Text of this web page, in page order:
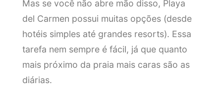
Mas se você não abre mão disso, Playa
del Carmen possui muitas opções (desde
hotéis simples até grandes resorts). Essa
tarefa nem sempre é fácil, já que quanto
mais próximo da praia mais caras são as
diárias.